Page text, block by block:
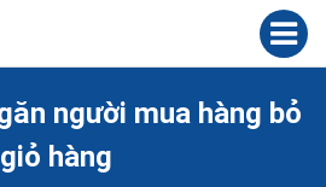
người mua hàng bỏ
giỏ hàng